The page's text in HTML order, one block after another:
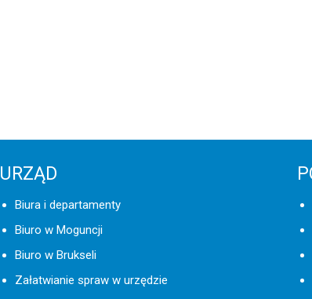
URZĄD
Biura i departamenty
Biuro w Moguncji
Biuro w Brukseli
Załatwianie spraw w urzędzie